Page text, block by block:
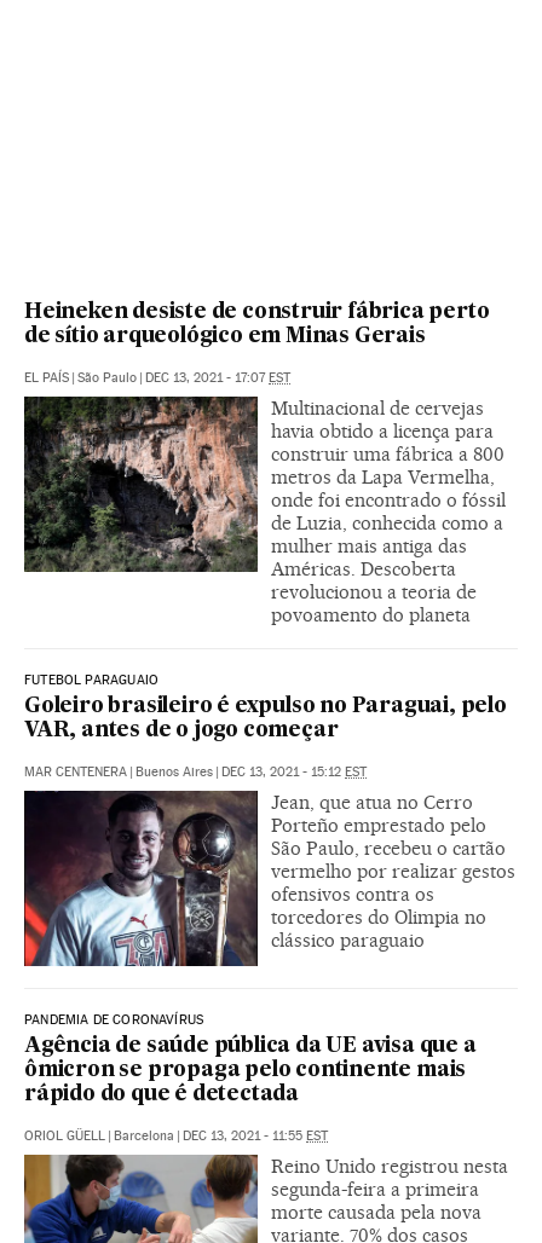
Heineken desiste de construir fábrica perto
de sítio arqueológico em Minas Gerais
EL PAÍS | São Paulo | DEC 13, 2021 - 17:07EST
Multinacional de cervejas
havia obtido a licença para
construir uma fábrica a 800
metros da Lapa Vermelha,
onde foi encontrado o fóssil
de Luzia, conhecida como a
mulher mais antiga das
Américas. Descoberta
revolucionou a teoria de
povoamento do planeta
FUTEBOL PARAGUAIO
Goleiro brasileiro é expulso no Paraguai, pelo
VAR, antes de o jogo começar
MAR CENTENERA | Buenos Aires | DEC 13, 2021 - 15:12 EST
Jean, que atua no Cerro
Porteño emprestado pelo
São Paulo, recebeu o cartão
vermelho por realizar gestos
ofensivos contra os
torcedores do Olimpia no
clássico paraguaio
PANDEMIA DE CORONAVÍRUS
Agência de saúde pública da UE avisa que a
ômicron se propaga pelo continente mais
rápido do que é detectada
ORIOL GÜELL | Barcelona | DEC 13, 2021 - 11:55 EST
Reino Unido registrou nesta
segunda-feira a primeira
morte causada pela nova
variante. 70% dos casos